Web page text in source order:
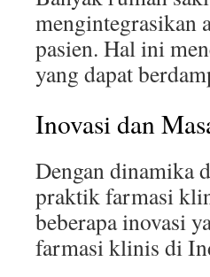
mengintegrasikan
pasien. Hal ini
yang dapat
Inovasi dan
Dengan dinamika
praktik farmasi
beberapa inovasi
farmasi klinis di